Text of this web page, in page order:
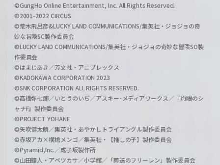
©GungHo Online Entertainment, Inc. All Rights Reserved.
©2001-2022 CIRCUS
©荒木飛呂彦&LUCKY LAND COMMUNICATIONS/集英社・ジョジョの奇
妙な冒険SC製作委員会
©LUCKY LAND COMMUNICATIONS/集英社・ジョジョの奇妙な冒険SO製
作委員会
©はまじあき／芳文社・アニプレックス
©KADOKAWA CORPORATION 2023
©SNK CORPORATION ALL RIGHTS RESERVED.
©高橋弥七郎／いとうのいぢ／アスキー･メディアワークス／『灼眼のシ
ャナF』製作委員会
©PROJECT YOHANE
©矢吹健太朗／集英社・あやかしトライアングル製作委員会
©赤坂アカ×横槍メンゴ／集英社・【推しの子】製作委員会
©Pyramid,Inc.／成子坂製作所
©山田鐘人・アベツカサ／小学館／「葬送のフリーレン」製作委員会